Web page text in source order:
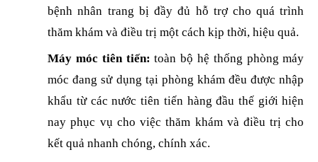
bệnh nhân trang bị đầy đủ hỗ trợ cho quá trình
thăm khám và điều trị một cách kịp thời, hiệu quả.
Máy móc tiên tiến: toàn bộ hệ thống phòng máy
móc đang sử dụng tại phòng khám đều được nhập
khẩu từ các nước tiên tiến hàng đầu thế giới hiện
nay phục vụ cho việc thăm khám và điều trị cho
kết quả nhanh chóng, chính xác.